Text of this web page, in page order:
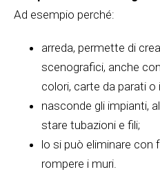
Ad esempio perché:
arreda, permette di
scenografici, anche
colori, carte da parati o
nasconde gli impianti,
stare tubazioni e fili;
lo si può eliminare con
rompere i muri.